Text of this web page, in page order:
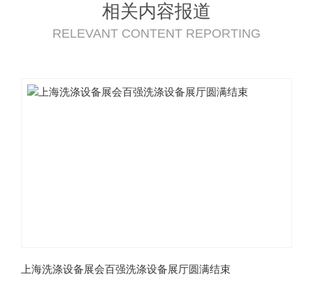
相关内容报道
RELEVANT CONTENT REPORTING
上海洗涤设备展会百强洗涤设备展厅圆满结束